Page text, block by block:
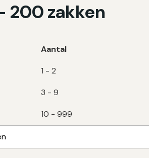
200 zakken
Aantal
1 - 2
3 - 9
10 - 999